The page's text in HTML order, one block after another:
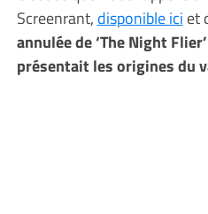
Screenrant, disponible ici et
annulée de ‘The Night
présentait les origines du